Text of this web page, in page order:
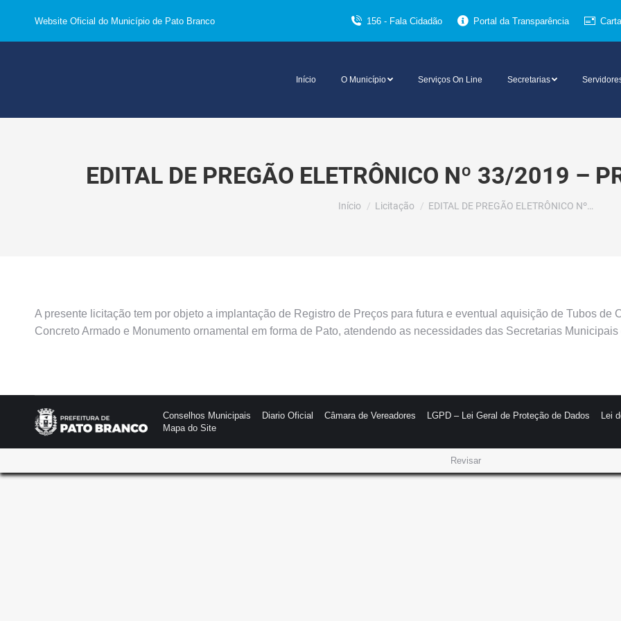
Website Oficial do Município de Pato Branco 156 - Fala Cidadão Portal da Transparência
Início O Município Serviços On Line Secretarias
EDITAL DE PREGÃO ELETRÔNICO Nº 33/2019 –
Você está aqui:
Início Licitação EDITAL DE PREGÃO ELETRÔNICO Nº…
A presente licitação tem por objeto a implantação de Registro de Preços para futura e eventual aquisição de Tubos de
Concreto Armado e Monumento ornamental em forma de Pato, atendendo as necessidades das Secretarias
Conselhos Municipais Diario Oficial Câmara de Vereadores LGPD – Lei Geral de Proteção de Dados Lei
Mapa do Site
Revisar